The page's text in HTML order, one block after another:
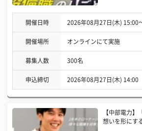
開催日時 2026年08月27日(木) 15:00
開催場所 オンラインにて実施
募集人数 300名
申込締切 2026年08月27日(木) 14:00
【中部電力】
想いを形にす